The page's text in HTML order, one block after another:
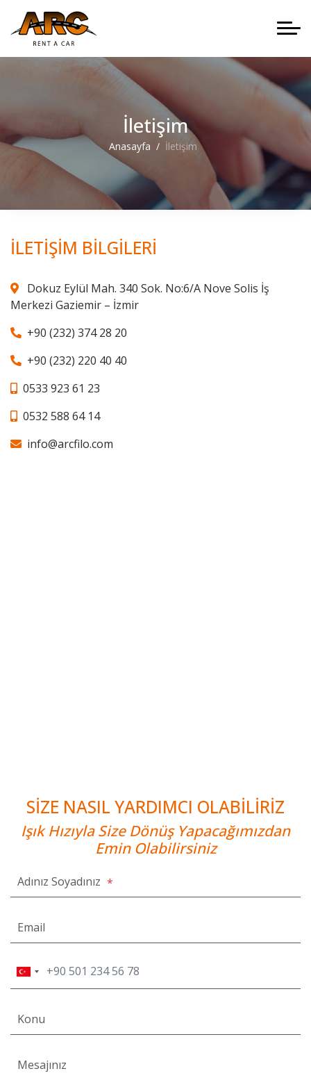
İletişim
Anasayfa İletişim
İLETİŞİM BİLGİLERİ
Dokuz Eylül Mah. 340 Sok. No:6/A Nove Solis İş
Merkezi Gaziemir – İzmir
+90 (232) 374 28 20
+90 (232) 220 40 40
0533 923 61 23
0532 588 64 14
info@arcfilo.com
SİZE NASIL YARDIMCI OLABİLİRİZ
Işık Hızıyla Size Dönüş Yapacağımızdan
Emin Olabilirsiniz
Adınız Soyadınız *
Email
Konu
Mesajınız